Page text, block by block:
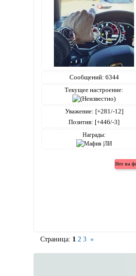
Сообщений: 6344
Текущее настроение:
Уважение: [+281/-12]
Позитив: [+446/-3]
Награды:
Страница: 1 2 3 »